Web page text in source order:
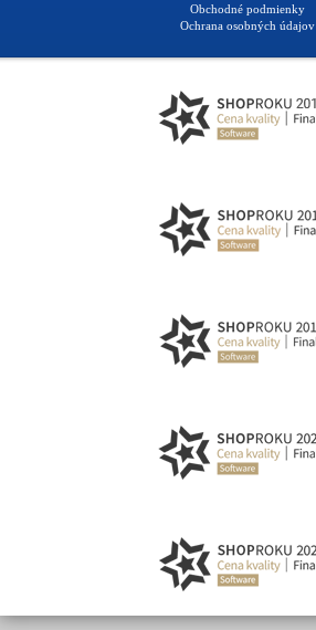
Obchodné podmienky
Ochrana osobných údajov